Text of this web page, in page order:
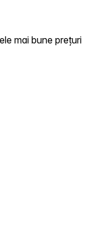
mai bune prețuri